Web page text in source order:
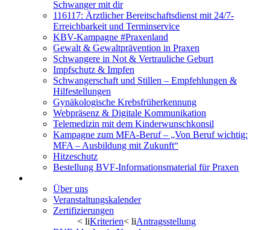
Schwanger mit dir
116117: Ärztlicher Bereitschaftsdienst mit 24/7-
Erreichbarkeit und Terminservice
KBV-Kampagne #Praxenland
Gewalt & Gewaltprävention in Praxen
Schwangere in Not & Vertrauliche Geburt
Impfschutz & Impfen
Schwangerschaft und Stillen – Empfehlungen &
Hilfestellungen
Gynäkologische Krebsfrüherkennung
Webpräsenz & Digitale Kommunikation
Telemedizin mit dem Kinderwunschkonsil
Kampagne zum MFA-Beruf – „Von Beruf wichtig:
MFA – Ausbildung mit Zukunft“
Hitzeschutz
Bestellung BVF-Informationsmaterial für Praxen
Über uns
Veranstaltungskalender
Zertifizierungen
< liKriterien< liAntragsstellung